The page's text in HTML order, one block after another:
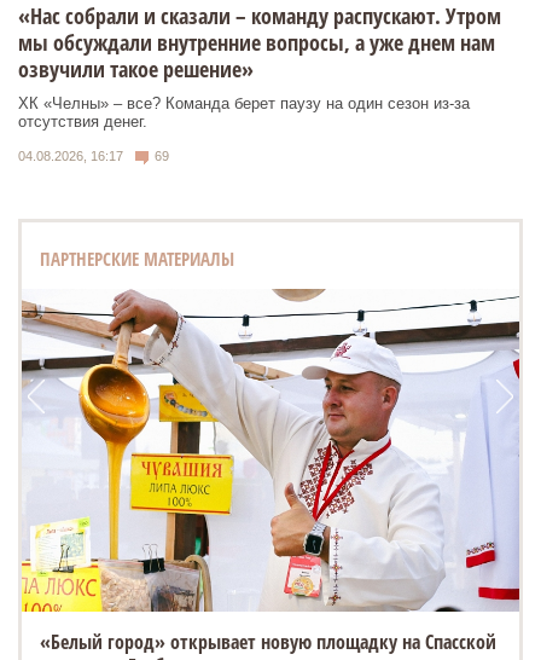
«Нас собрали и сказали – команду распускают. Утром
мы обсуждали внутренние вопросы, а уже днем нам
озвучили такое решение»
ХК «Челны» – все? Команда берет паузу на один сезон из-за
отсутствия денег.
04.08.2026, 16:17 69
ПАРТНЕРСКИЕ МАТЕРИАЛЫ
«Белый город» открывает новую площадку на Спасской
ESTEO MX уже в ТТС: 3 экрана, искусственный интеллект